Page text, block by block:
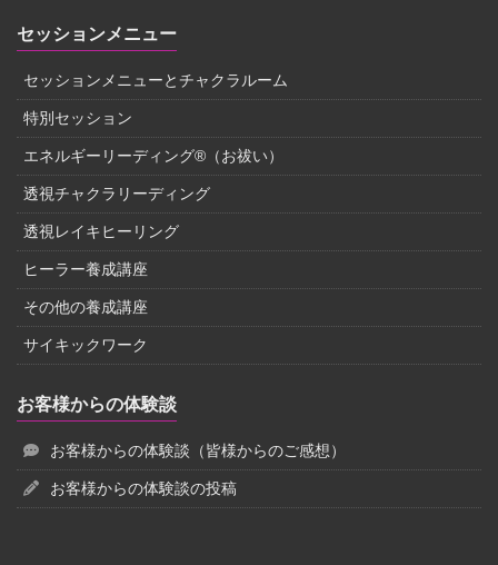
セッションメニュー
セッションメニューとチャクラルーム
特別セッション
エネルギーリーディング®（お祓い）
透視チャクラリーディング
透視レイキヒーリング
ヒーラー養成講座
その他の養成講座
サイキックワーク
お客様からの体験談
お客様からの体験談（皆様からのご感想）
お客様からの体験談の投稿